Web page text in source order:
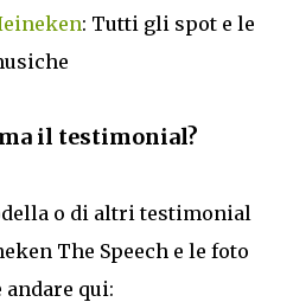
: Tutti gli spot e le
il testimonial?
o di altri testimonial
The Speech e le foto
andare qui: